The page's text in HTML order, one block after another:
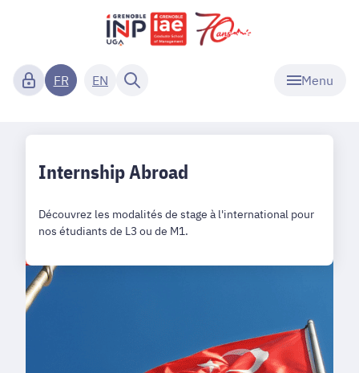
Menu
FR EN
Internship Abroad
Découvrez les modalités de stage à l'international pour
nos étudiants de L3 ou de M1.